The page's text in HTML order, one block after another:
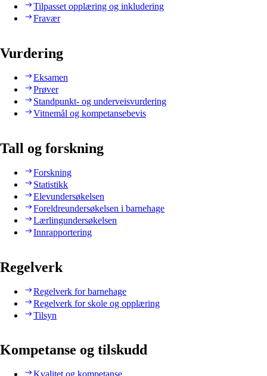
Tilpasset opplæring og inkludering
Fravær
Vurdering
Eksamen
Prøver
Standpunkt- og underveisvurdering
Vitnemål og kompetansebevis
Tall og forskning
Forskning
Statistikk
Elevundersøkelsen
Foreldreundersøkelsen i barnehage
Lærlingundersøkelsen
Innrapportering
Regelverk
Regelverk for barnehage
Regelverk for skole og opplæring
Tilsyn
Kompetanse og tilskudd